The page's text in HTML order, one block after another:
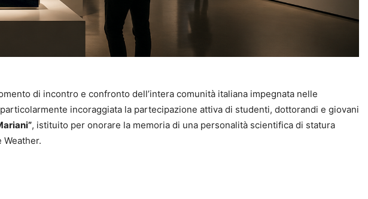
di incontro e confronto dell’intera comunità italiana impegnata nelle
incoraggiata la partecipazione attiva di studenti, dottorandi e giovani
, istituito per onorare la memoria di una personalità scientifica di statura